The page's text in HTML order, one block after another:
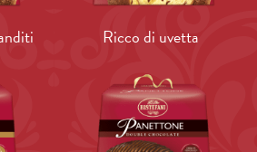
Ricco di uvetta